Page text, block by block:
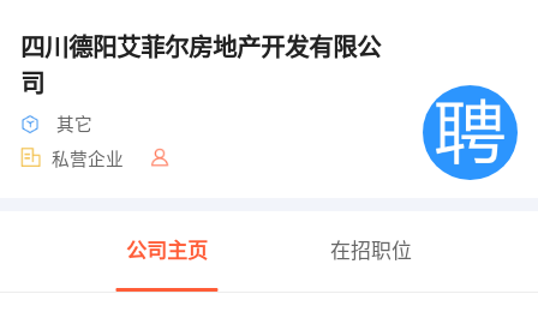
四川德阳艾菲尔房地产开发有限公
司
其它
私营企业
公司主页 在招职位